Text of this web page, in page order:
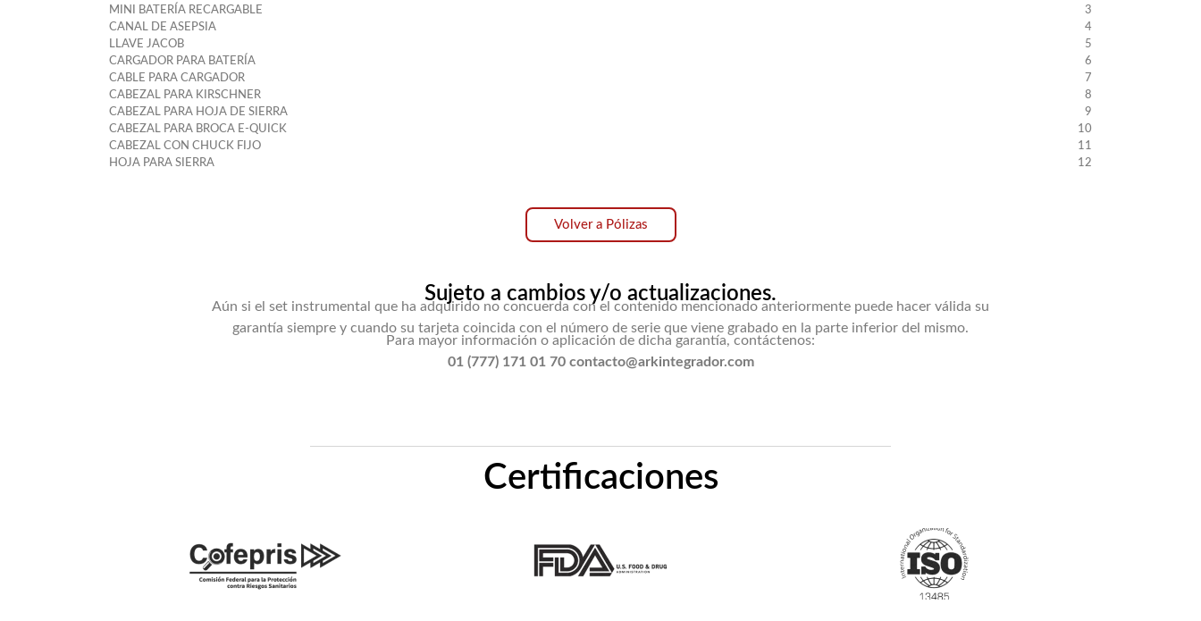
MINI BATERÍA RECARGABLE
3
CANAL DE ASEPSIA
4
LLAVE JACOB
5
CARGADOR PARA BATERÍA
6
CABLE PARA CARGADOR
7
CABEZAL PARA KIRSCHNER
8
CABEZAL PARA HOJA DE SIERRA
9
CABEZAL PARA BROCA E-QUICK
10
CABEZAL CON CHUCK FIJO
11
HOJA PARA SIERRA
12
Volver a Pólizas
Sujeto a cambios y/o actualizaciones.
Aún si el set instrumental que ha adquirido no concuerda con el contenido mencionado anteriormente puede hacer válida su
garantía siempre y cuando su tarjeta coincida con el número de serie que viene grabado en la parte inferior del mismo.
Para mayor información o aplicación de dicha garantía, contáctenos:
01 (777) 171 01 70 contacto@arkintegrador.com
Certificaciones